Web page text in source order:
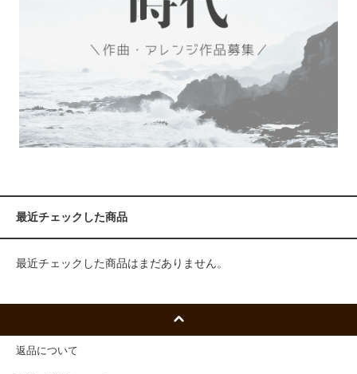
最近チェックした商品
最近チェックした商品はまだありません。
返品について